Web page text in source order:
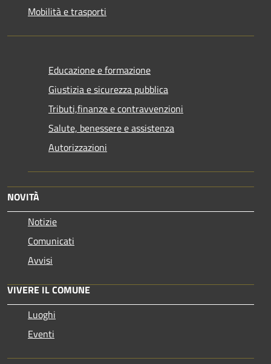
Mobilità e trasporti
Educazione e formazione
Giustizia e sicurezza pubblica
Tributi,finanze e contravvenzioni
Salute, benessere e assistenza
Autorizzazioni
NOVITÀ
Notizie
Comunicati
Avvisi
VIVERE IL COMUNE
Luoghi
Eventi